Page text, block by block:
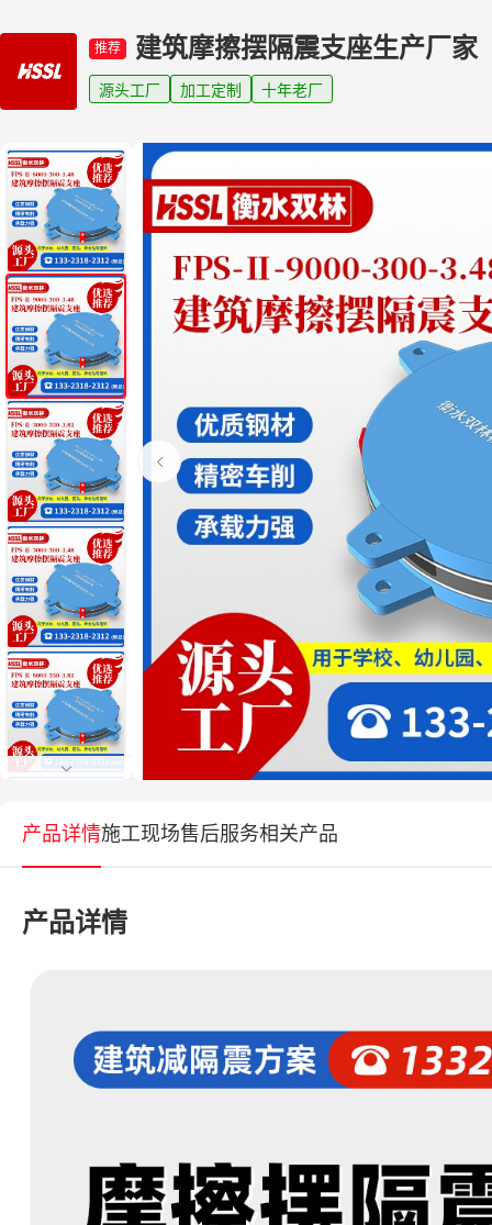
推荐 建筑摩擦摆隔震支座生产厂家
源头工厂 加工定制 十年老厂
产品详情施工现场售后服务相关产品
产品详情